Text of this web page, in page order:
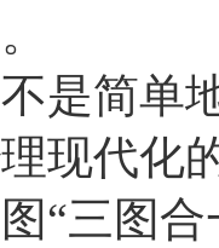
简单地
现代化
“三图